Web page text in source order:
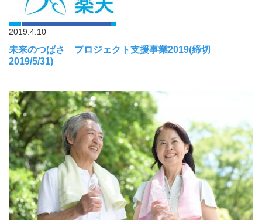
2019.4.10
未来のつばさ プロジェクト支援事業2019(締切
2019/5/31)